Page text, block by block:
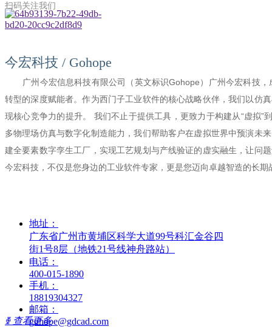
扫码关注我们
今宏科技 / Gohope
广州今宏信息科技有限公司（英文标识Gohope）广州今宏科技，
转型的深度赋能者。作为西门子工业软件的核心战略伙伴，我们以仿
现核心竞争力的提升。 我们不止于提供工具，更致力于构建从“虚拟”
多物理场仿真与数字化制造能力，我们帮助客户在虚拟世界中预演未
建全要素数字孪生工厂，实现工艺规划与产线验证的虚实融生，让问
今宏科技，不仅是您身边的工业软件专家，更是您迈向卓越智造的长期
地址：
广东省广州市黄埔区科学大道99号科汇金谷四
街1号8层（地铁21号线神舟路站）
电话：
400-015-1890
手机：
18819304327
邮箱：
gohope@gdcad.com
ꅀ 查看更多